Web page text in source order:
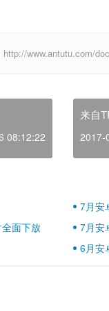
www.antutu.com/
08:12:22
来自
2017-
7月安
壁江山
面下放
7月安
6月安